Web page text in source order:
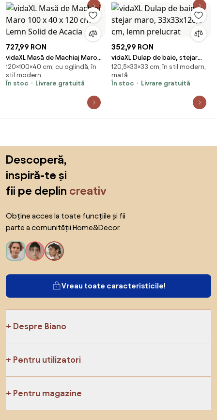
727,99 RON
vidaXL Masă de Machiaj Maro
100 x 40 x 120 cm Lemn Solid de
Acacia
120×100×40 cm, cu oglindă, în
stil modern
În stoc
Livrare gratuită
352,99 RON
vidaXL Dulap de baie, stejar
maro, 33x33x120,5 cm, lemn
prelucrat
120,5×33×33 cm, în stil modern,
mată
În stoc
Livrare gratuită
Descoperă,
inspiră-te și
fii pe deplin creativ
Obține acces la toate funcțiile și fii
parte a comunității Home&Decor.
Vreau toate caracteristicile!
Despre Biano
Pentru utilizatori
Pentru magazine